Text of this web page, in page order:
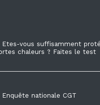
Etes-vous suffisamment
chaleurs ? Faites le test
Enquête nationale CGT